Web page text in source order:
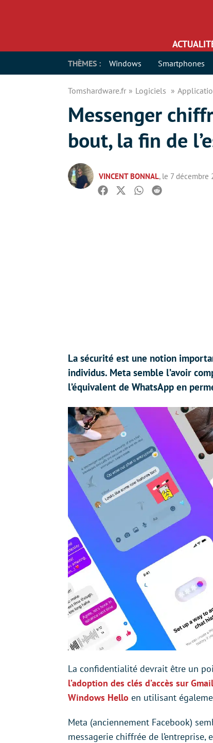
THÈMES : Windows Smartphones
Tomshardware.fr Logiciels
Messenger
bout, la fin de
VINCENT BONNAL, le 7 décembre
Facebook
TwitterWhatsapp
Reddit
La sécurité est une notion
individus. Meta semble l’avoir
l’équivalent de WhatsApp en
La confidentialité devrait être un
l’adoption des clés d’accès sur Gmail
Windows Hello en utilisant
Meta (anciennement Facebook)
messagerie chiffrée de l’entreprise,